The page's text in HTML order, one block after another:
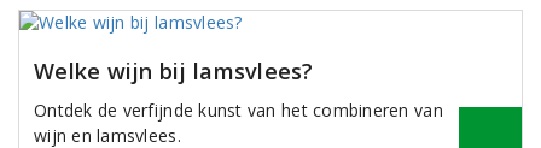
Welke wijn bij lamsvlees?
Ontdek de verfijnde kunst van het combineren van
wijn en lamsvlees.